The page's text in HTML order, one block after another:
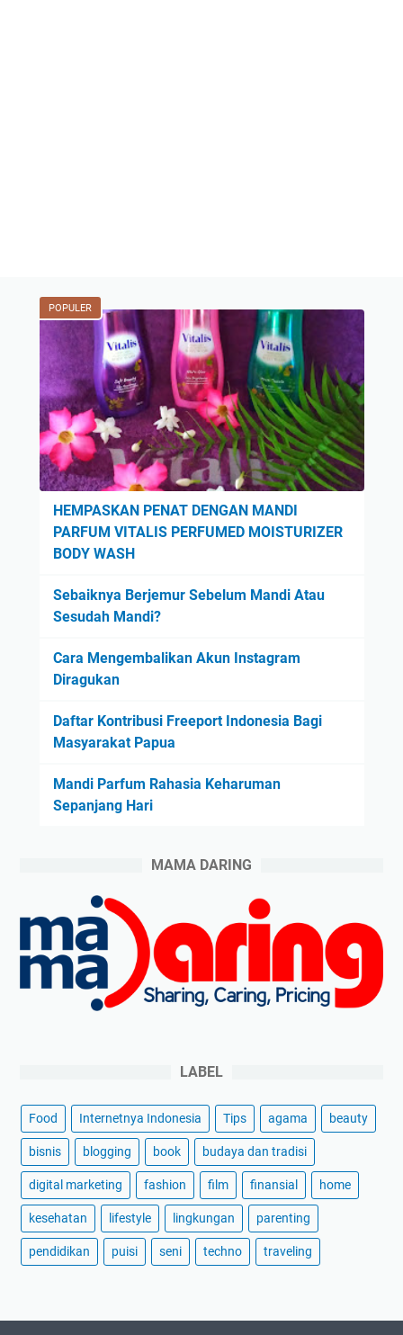
POPULER
HEMPASKAN PENAT DENGAN MANDI
PARFUM VITALIS PERFUMED MOISTURIZER
BODY WASH
Sebaiknya Berjemur Sebelum Mandi Atau
Sesudah Mandi?
Cara Mengembalikan Akun Instagram
Diragukan
Daftar Kontribusi Freeport Indonesia Bagi
Masyarakat Papua
Mandi Parfum Rahasia Keharuman
Sepanjang Hari
MAMA DARING
LABEL
Food Internetnya Indonesia Tips agama beauty
bisnis blogging book budaya dan tradisi
digital marketing fashion film finansial home
kesehatan lifestyle lingkungan parenting
pendidikan puisi seni techno traveling